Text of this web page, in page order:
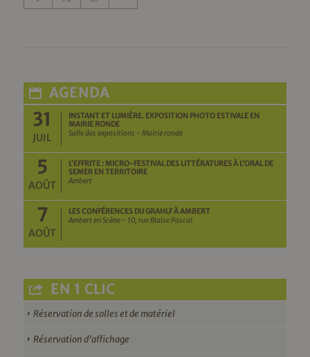
AGENDA
31
JUIL
INSTANT ET LUMIÈRE. EXPOSITION PHOTO ESTIVALE EN
MAIRIE RONDE
Salle des expositions - Mairie ronde
5
AOÛT
L’EFFRITE : MICRO-FESTIVAL DES LITTÉRATURES À L’ORAL DE
SEMER EN TERRITOIRE
Ambert
7
AOÛT
LES CONFÉRENCES DU GRAHLF À AMBERT
Ambert en Scène - 10, rue Blaise Pascal
EN 1 CLIC
Réservation de salles et de matériel
Réservation d’affichage